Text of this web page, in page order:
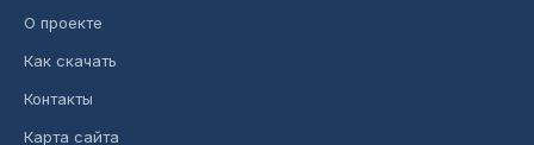
О проекте
Как скачать
Контакты
Карта сайта